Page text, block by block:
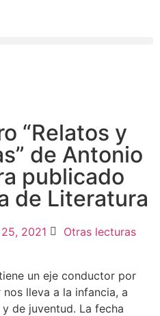
“Relatos y
de Antonio
publicado
de Literatura
2021 Otras lecturas
un eje conductor por
lleva a la infancia, a
de juventud. La fecha